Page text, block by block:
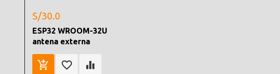
S/30.0
ESP32 WROOM-32U
antena externa